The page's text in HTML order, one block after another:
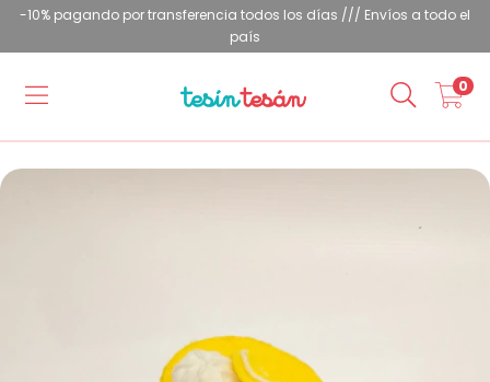
-10% pagando por transferencia todos los días /// Envíos a todo el
país
0